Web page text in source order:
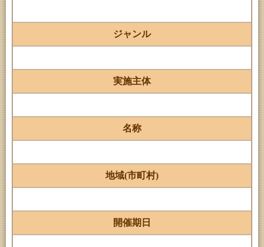
ジャンル
実施主体
名称
地域(市町村)
開催期日